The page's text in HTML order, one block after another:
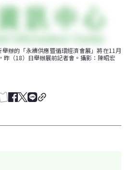
舉辦的「永續供應暨循環經濟會展」將在11月
昨（18）日舉辦展前記者會。攝影：陳昭宏